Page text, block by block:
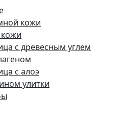
кожи
с древесным углем
с алоэ
улитки